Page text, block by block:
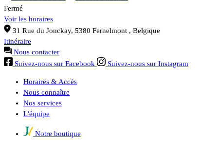
Fermé
Voir les horaires
31 Rue du Jonckay, 5380 Fernelmont , Belgique
Itinéraire
Nous contacter
Suivez-nous sur Facebook
Suivez-nous sur Instagram
Horaires & Accès
Nous connaître
Nos services
L'équipe
Notre boutique